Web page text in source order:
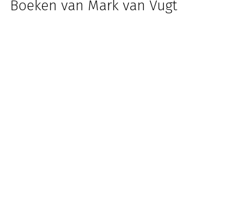
Boeken van Mark van Vugt